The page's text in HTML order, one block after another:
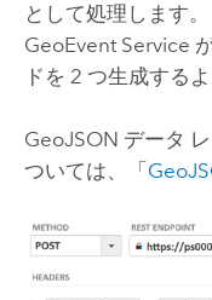
として処理します
GeoEvent Service
ドを 2 つ生成する
GeoJSON データ
ついては、「